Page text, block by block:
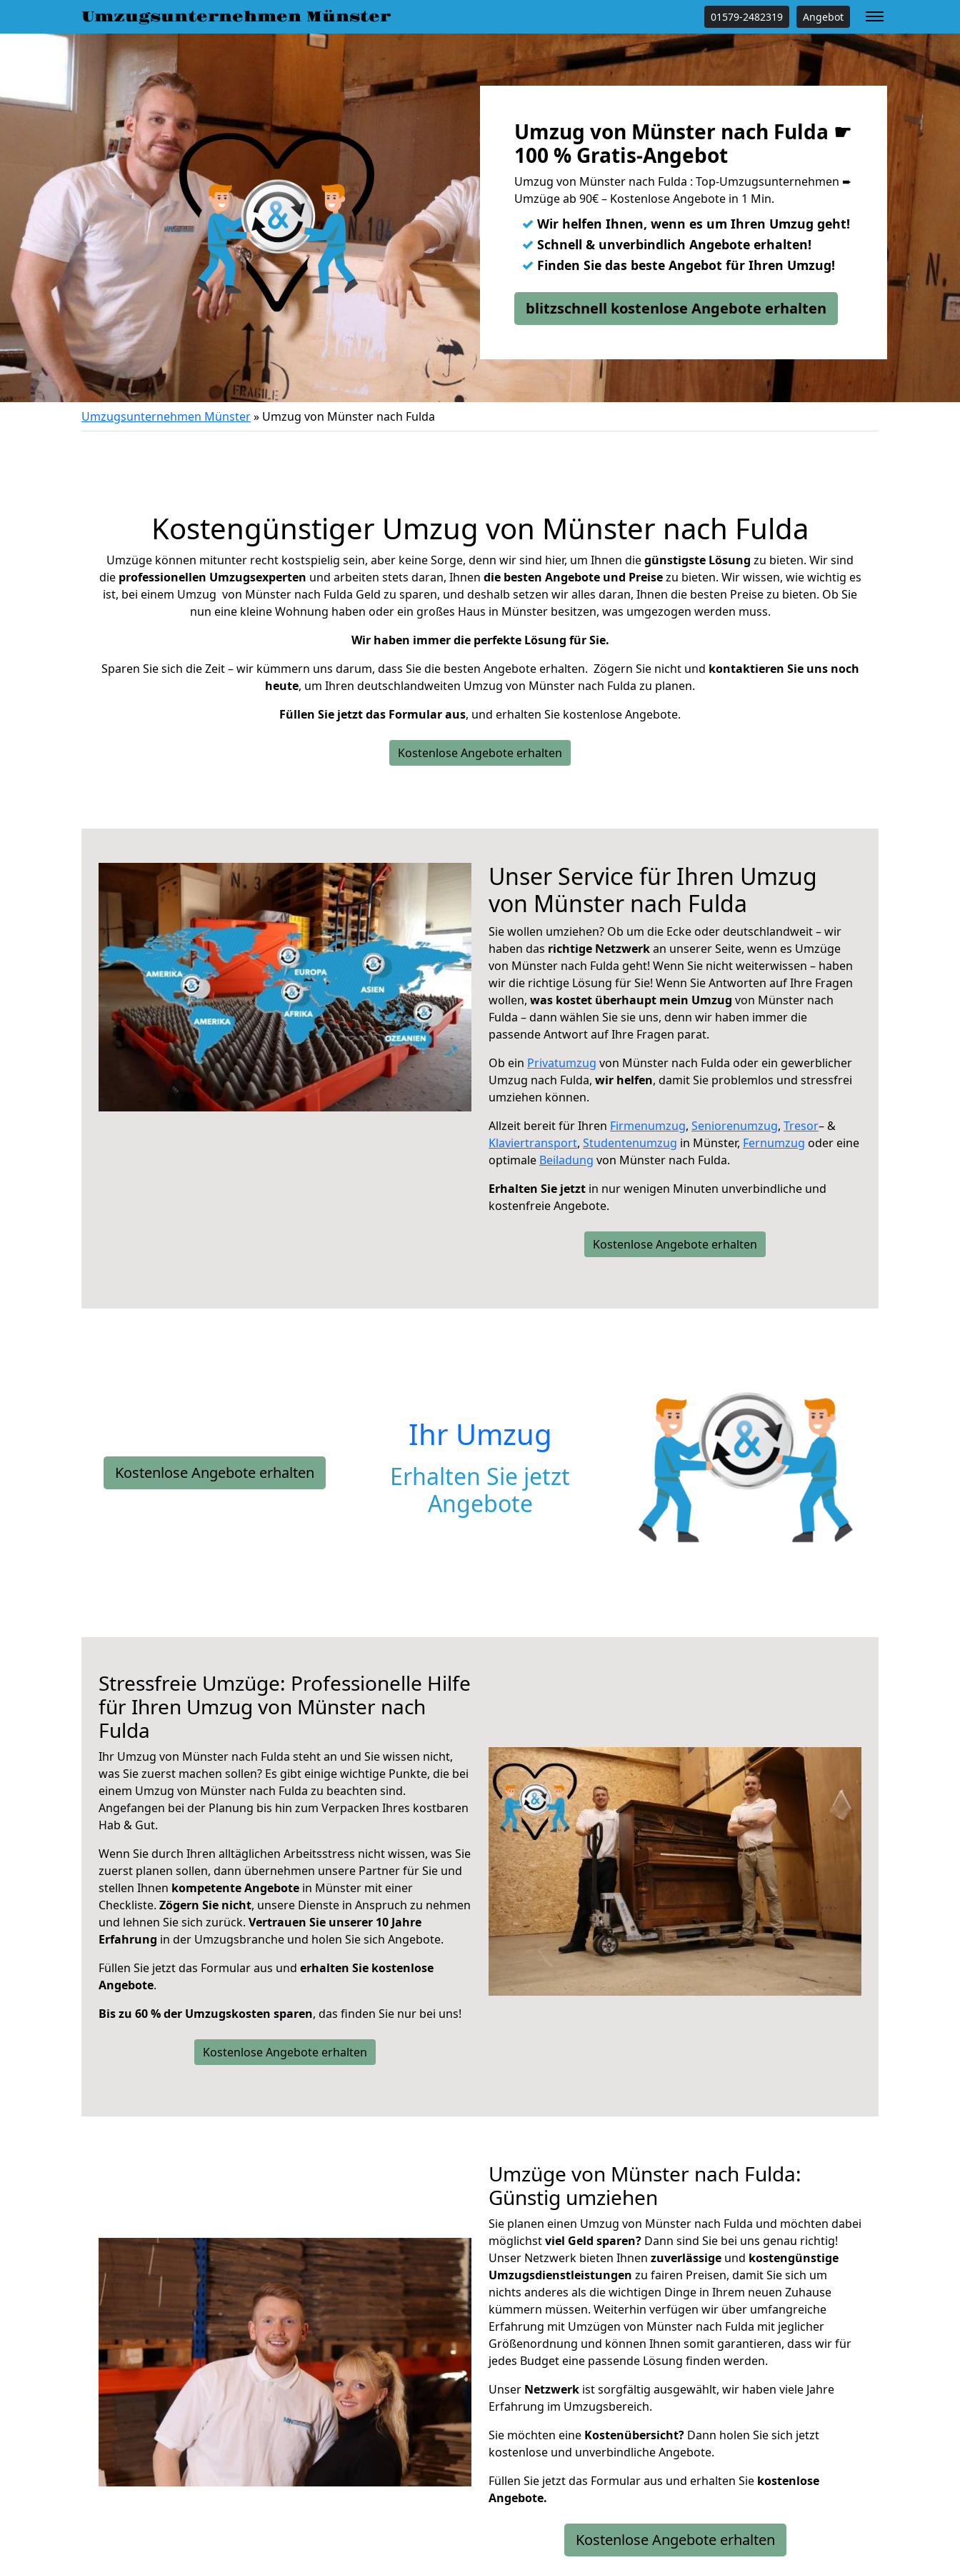
Umzugsunternehmen Münster 01579-2482319 Angebot
Umzug von Münster nach Fulda ☛
100 % Gratis-Angebot
Umzug von Münster nach Fulda : Top-Umzugsunternehmen ➨
Umzüge ab 90€ – Kostenlose Angebote in 1 Min.
✓ Wir helfen Ihnen, wenn es um Ihren Umzug geht!
✓ Schnell & unverbindlich Angebote erhalten!
✓ Finden Sie das beste Angebot für Ihren Umzug!
blitzschnell kostenlose Angebote erhalten
Umzugsunternehmen Münster» Umzug von Münster nach Fulda
Kostengünstiger Umzug von Münster nach Fulda
Umzüge können mitunter recht kostspielig sein, aber keine Sorge, denn wir sind hier, um Ihnen diegünstigste Lösung zu bieten. Wir sind
die professionellen Umzugsexperten und arbeiten stets daran, Ihnen die besten Angebote und Preisezu bieten. Wir wissen, wie wichtig es
ist, bei einem Umzug von Münster nach Fulda Geld zu sparen, und deshalb setzen wir alles daran, Ihnen die besten Preise zu bieten. Ob Sie
nun eine kleine Wohnung haben oder ein großes Haus in Münster besitzen, was umgezogen werden muss.
Wir haben immer die perfekte Lösung für Sie.
Sparen Sie sich die Zeit – wir kümmern uns darum, dass Sie die besten Angebote erhalten. Zögern Sie nicht und kontaktieren Sie uns noch
heute, um Ihren deutschlandweiten Umzug von Münster nach Fulda zu planen.
Füllen Sie jetzt das Formular aus, und erhalten Sie kostenlose Angebote.
Kostenlose Angebote erhalten
Unser Service für Ihren Umzug
von Münster nach Fulda
Sie wollen umziehen? Ob um die Ecke oder deutschlandweit – wir
haben das richtige Netzwerkan unserer Seite, wenn es Umzüge
von Münster nach Fulda geht! Wenn Sie nicht weiterwissen – haben
wir die richtige Lösung für Sie! Wenn Sie Antworten auf Ihre Fragen
wollen, was kostet überhaupt mein Umzug von Münster nach
Fulda – dann wählen Sie sie uns, denn wir haben immer die
passende Antwort auf Ihre Fragen parat.
Ob ein Privatumzug von Münster nach Fulda oder ein gewerblicher
Umzug nach Fulda, wir helfen, damit Sie problemlos und stressfrei
umziehen können.
Allzeit bereit für Ihren Firmenumzug, Seniorenumzug, Tresor– &
Klaviertransport, Studentenumzug in Münster, Fernumzug oder eine
optimale Beiladung von Münster nach Fulda.
Erhalten Sie jetzt in nur wenigen Minuten unverbindliche und
kostenfreie Angebote.
Kostenlose Angebote erhalten
Kostenlose Angebote erhalten
Ihr Umzug
Erhalten Sie jetzt
Angebote
Stressfreie Umzüge: Professionelle Hilfe
für Ihren Umzug von Münster nach
Fulda
Ihr Umzug von Münster nach Fulda steht an und Sie wissen nicht,
was Sie zuerst machen sollen? Es gibt einige wichtige Punkte, die bei
einem Umzug von Münster nach Fulda zu beachten sind.
Angefangen bei der Planung bis hin zum Verpacken Ihres kostbaren
Hab & Gut.
Wenn Sie durch Ihren alltäglichen Arbeitsstress nicht wissen, was Sie
zuerst planen sollen, dann übernehmen unsere Partner für Sie und
stellen Ihnen kompetente Angebote in Münster mit einer
Checkliste. Zögern Sie nicht, unsere Dienste in Anspruch zu nehmen
und lehnen Sie sich zurück. Vertrauen Sie unserer 10 Jahre
Erfahrung in der Umzugsbranche und holen Sie sich Angebote.
Füllen Sie jetzt das Formular aus und erhalten Sie kostenlose
Angebote.
Bis zu 60 % der Umzugskosten sparen, das finden Sie nur bei uns!
Kostenlose Angebote erhalten
Umzüge von Münster nach Fulda:
Günstig umziehen
Sie planen einen Umzug von Münster nach Fulda und möchten dabei
möglichstviel Geld sparen? Dann sind Sie bei uns genau richtig!
Unser Netzwerk bieten Ihnen zuverlässige und kostengünstige
Umzugsdienstleistungen zu fairen Preisen, damit Sie sich um
nichts anderes als die wichtigen Dinge in Ihrem neuen Zuhause
kümmern müssen. Weiterhin verfügen wir über umfangreiche
Erfahrung mit Umzügen von Münster nach Fulda mit jeglicher
Größenordnung und können Ihnen somit garantieren, dass wir für
jedes Budget eine passende Lösung finden werden.
Unser Netzwerk ist sorgfältig ausgewählt, wir haben viele Jahre
Erfahrung im Umzugsbereich.
Sie möchten eine Kostenübersicht? Dann holen Sie sich jetzt
kostenlose und unverbindliche Angebote.
Füllen Sie jetzt das Formular aus und erhalten Sie kostenlose
Angebote.
Kostenlose Angebote erhalten